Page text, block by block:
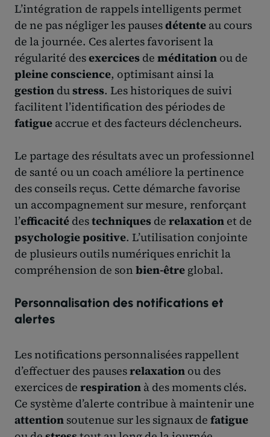
L’intégration de rappels intelligents permet
de ne pas négliger les pausesdétente au cours
de la journée. Ces alertes favorisent la
régularité desexercices de méditation ou de
pleine conscience, optimisant ainsi la
gestion dustress. Les historiques de suivi
facilitent l’identification des périodes de
fatigue accrue et des facteurs déclencheurs.
Le partage des résultats avec un professionnel
de santé ou un coach améliore la pertinence
des conseils reçus. Cette démarche favorise
un accompagnement sur mesure, renforçant
l’efficacité destechniques de relaxation et de
psychologie positive. L’utilisation conjointe
de plusieurs outils numériques enrichit la
compréhension de son bien-être global.
Personnalisation des notifications et
alertes
Les notifications personnalisées rappellent
d’effectuer des pausesrelaxation ou des
exercices de respiration à des moments clés.
Ce système d’alerte contribue à maintenir une
attention soutenue sur les signaux de fatigue